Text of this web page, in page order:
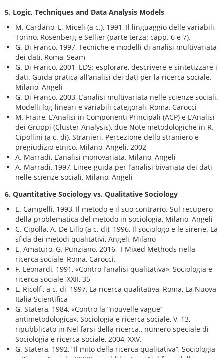
5. Logic, Techniques and Data Analysis Models
M. Cardano, L. Miceli (a c.), 1991, Il linguaggio delle variabili,
Torino, Rosenberg e Sellier (parte terza: capp. 6 e 7).
G. Di Franco, 1997, Tecniche e modelli di analisi multivariata
dei dati, Roma, Seam
G. Di Franco, 2001, EDS: esplorare, descrivere e sintetizzare i
dati. Guida pratica all’analisi dei dati per la ricerca sociale,
Milano, Angeli
G. Di Franco, 2003, L’analisi multivariata nelle scienze sociali.
Modelli log-lineari e variabili categorali, Roma, Carocci
M. Fraire, L’Analisi in Componenti Principali (ACP) e L’Analisi
dei Gruppi (Cluster Analysis), due Note metodologiche in R.
Cipollini (a c. di), Stranieri. Percezione dello straniero e
pregiudizio etnico, Milano, Angeli, 2002
A. Marradi, L’analisi monovariata, Milano, Angeli
A. Marradi, 1997, Linee guida per l’analisi bivariata dei dati
nelle scienze sociali, Milano, Angeli
6. Quantitative Sociology vs. Qualitative Sociology
E. Campelli, 1993, Il metodo e il suo contrario. Sul recupero
della problematica del metodo in sociologia, Milano, Angeli
C. Cipolla, A. De Lillo (a c. di), 1996, Il sociologo e le sirene. La
sfida dei metodi qualitativi, Angeli, Milano
E. Amaturo, G. Punziano, 2016, I Mixed Methods nella
ricerca sociale, Roma, Carocci.
F. Leonardi, 1991, «Contro l’analisi qualitativa», Sociologia e
ricerca sociale, XXII, 35
L. Ricolfi, a c. di, 1997, La ricerca qualitativa, Roma, La Nuova
Italia Scientifica
G. Statera, 1984, «Contro la “nouvelle vague”
antimetodologica», Sociologia e ricerca sociale, V, 13,
ripubblicato in Nel farsi della ricerca., numero speciale di
Sociologia e ricerca sociale, 2004, XXV.
G. Statera, 1992, “Il mito della ricerca qualitativa”, Sociologia